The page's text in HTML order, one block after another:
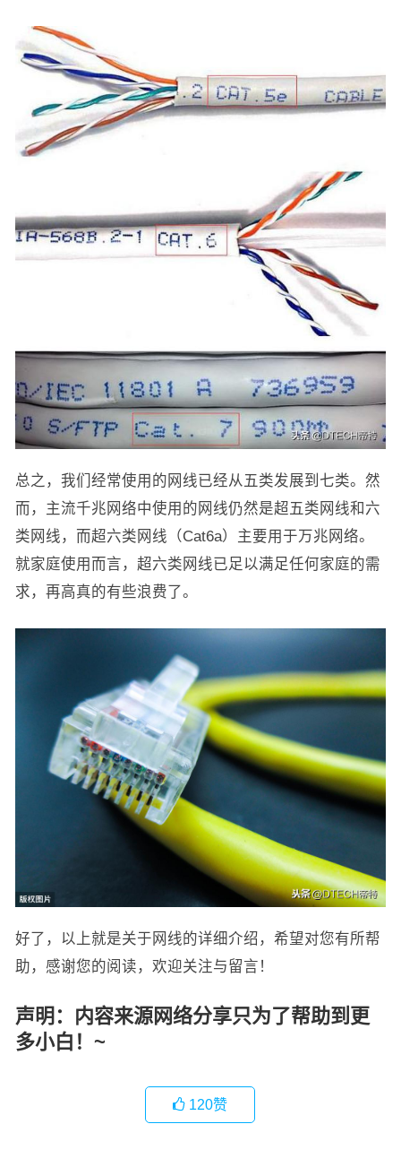
总之，我们经常使用的网线已经从五类发展到七类。然
而，主流千兆网络中使用的网线仍然是超五类网线和六
类网线，而超六类网线（Cat6a）主要用于万兆网络。
就家庭使用而言，超六类网线已足以满足任何家庭的需
求，再高真的有些浪费了。
好了，以上就是关于网线的详细介绍，希望对您有所帮
助，感谢您的阅读，欢迎关注与留言！
声明：内容来源网络分享只为了帮助到更
多小白！~
120赞